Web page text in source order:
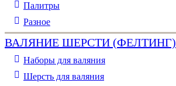
Палитры
Разное
ВАЛЯНИЕ ШЕРСТИ (ФЕЛТИНГ)
Наборы для валяния
Шерсть для валяния